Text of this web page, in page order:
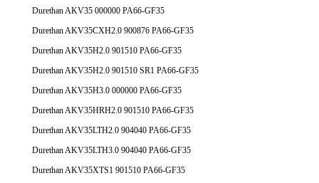
Durethan AKV35 000000 PA66-GF35
Durethan AKV35CXH2.0 900876 PA66-GF35
Durethan AKV35H2.0 901510 PA66-GF35
Durethan AKV35H2.0 901510 SR1 PA66-GF35
Durethan AKV35H3.0 000000 PA66-GF35
Durethan AKV35HRH2.0 901510 PA66-GF35
Durethan AKV35LTH2.0 904040 PA66-GF35
Durethan AKV35LTH3.0 904040 PA66-GF35
Durethan AKV35XTS1 901510 PA66-GF35